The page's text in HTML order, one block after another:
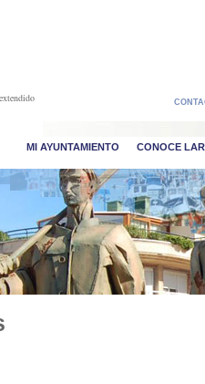
MI AYUNTAMIENTO CONOCE